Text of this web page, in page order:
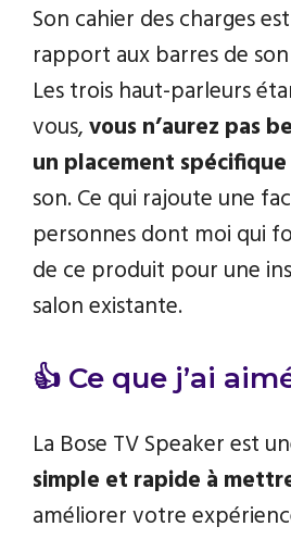
Son cahier des charges
rapport aux barres de
Les trois haut-parleurs
vous,vous n’aurez pas
un placement spécifique
son. Ce qui rajoute une
personnes dont moi qui
de ce produit pour une
salon existante.
👍 Ce que j’ai
La Bose TV Speaker est
simple et rapide à
améliorer votre